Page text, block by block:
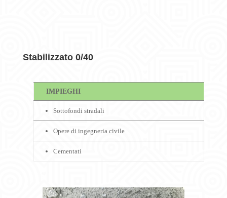
Stabilizzato 0/40
IMPIEGHI
Sottofondi stradali
Opere di ingegneria civile
Cementati